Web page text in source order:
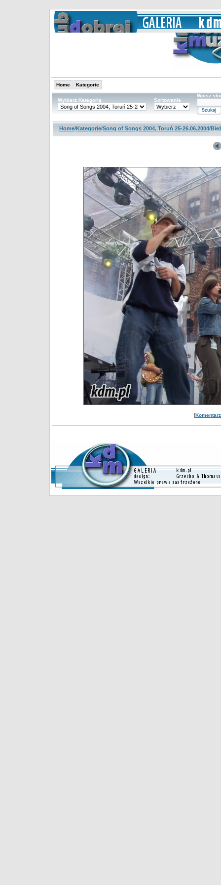
Home Kategorie
Wybierz Kategorię Sortowanie
Wpisz
Home/Kategorie/Song of Songs 2004, Toruń 25-26.06.2004/
[